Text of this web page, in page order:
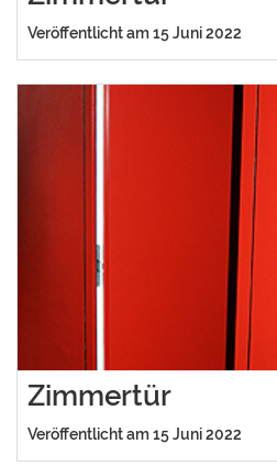
Veröffentlicht am 15 Juni 2022
Zimmertür
Veröffentlicht am 15 Juni 2022